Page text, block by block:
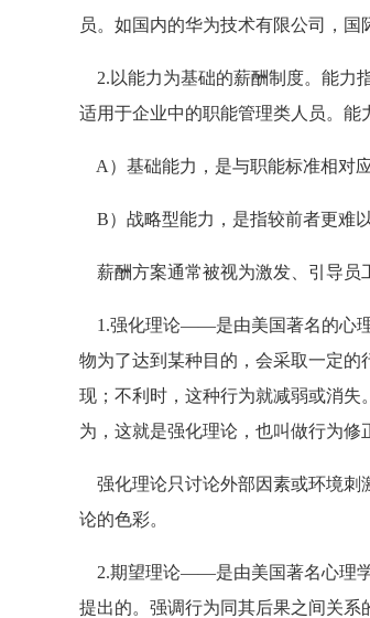
员。如国内的华为技术有限公司，国
2.以能力为基础的薪酬制度。能力
适用于企业中的职能管理类人员。能
A）基础能力，是与职能标准相对
B）战略型能力，是指较前者更难
薪酬方案通常被视为激发、引导员
1.强化理论——是由美国著名的心理
物为了达到某种目的，会采取一定
现；不利时，这种行为就减弱或消
为，这就是强化理论，也叫做行为修
强化理论只讨论外部因素或环境刺
论的色彩。
2.期望理论——是由美国著名心理学
提出的。强调行为同其后果之间关